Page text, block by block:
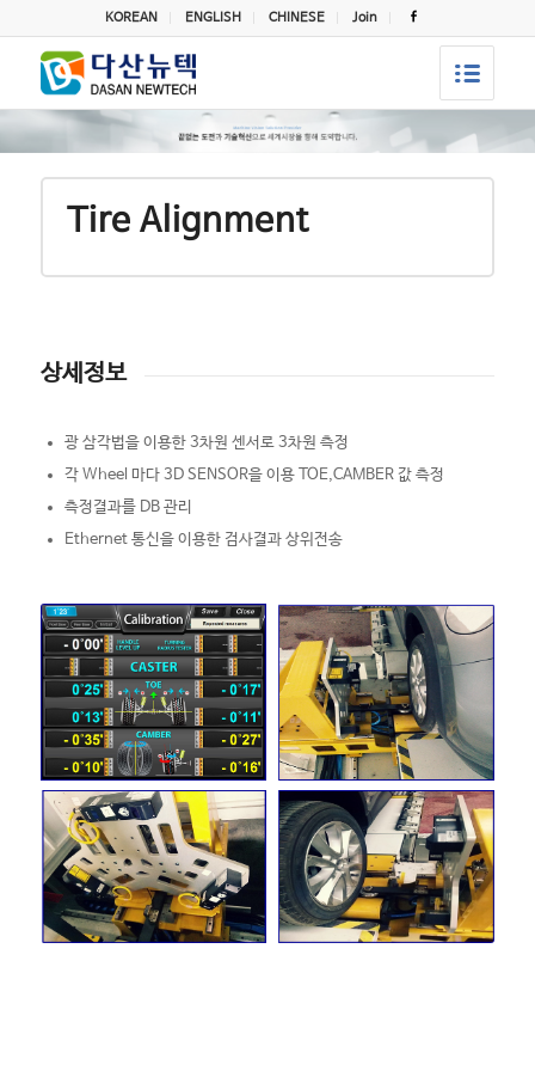
KOREAN ENGLISH CHINESE Join
Tire Alignment
상세정보
광 삼각법을 이용한 3차원 센서로 3차원 측정
각 Wheel 마다 3D SENSOR을 이용 TOE,CAMBER 값 측정
측정결과를 DB 관리
Ethernet 통신을 이용한 검사결과 상위전송